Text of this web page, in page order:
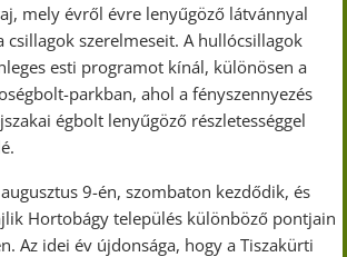
mely évről évre lenyűgöző látvánnyal
csillagok szerelmeseit. A hullócsillagok
esti programot kínál, különösen a
parkban, ahol a fényszennyezés
égbolt lenyűgöző részletességgel
9-én, szombaton kezdődik, és
Hortobágy település különböző pontjain
Az idei év újdonsága, hogy a Tiszakürti